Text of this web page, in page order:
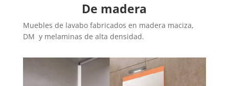
De madera
Muebles de lavabo fabricados en madera maciza,
DM y melaminas de alta densidad.